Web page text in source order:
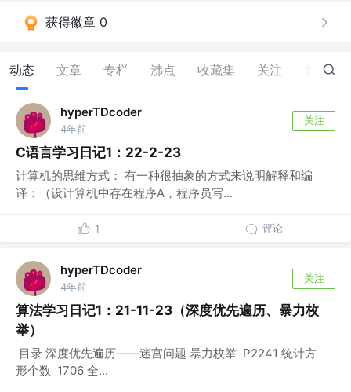
获得徽章 0
动态 文章 专栏 沸点 收藏集 关注 2
hyperTDcoder
4年前
关注
C语言学习日记1：22-2-23
计算机的思维方式： 有一种很抽象的方式来说明解释和编
译：（设计算机中存在程序A，程序员写...
1 评论
hyperTDcoder
4年前
关注
算法学习日记1：21-11-23（深度优先遍历、暴力枚
举）
​ 目录 深度优先遍历——迷宫问题 暴力枚举 P2241 统计方
形个数 1706 全...